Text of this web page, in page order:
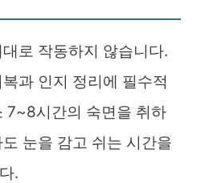
로 작동하지 않습니다.
과 인지 정리에 필수적
7~8시간의 숙면을 취하
눈을 감고 쉬는 시간을
.